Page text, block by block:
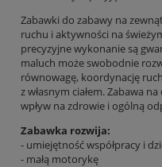
Zabawki do zabawy na
ruchu i aktywności na
precyzyjne wykonanie są
maluch może swobodnie
równowagę, koordynację
z własnym ciałem. Zabawa
wpływ na zdrowie i ogólną
Zabawka rozwija:
- umiejętność współpracy i
- małą motorykę